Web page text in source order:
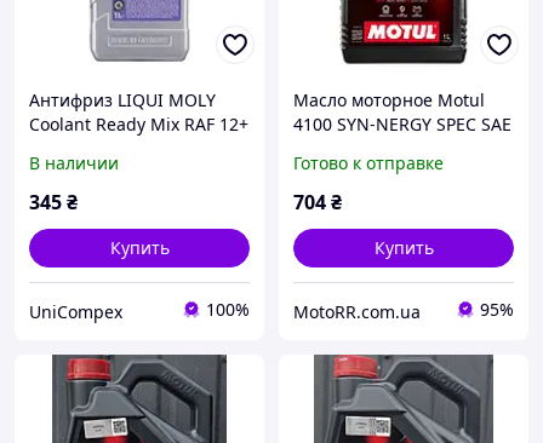
Антифриз LIQUI MOLY
Coolant Ready Mix RAF 12+
В наличии
345₴
Купить
UniCompex 100%
Масло моторное Motul
4100 SYN-NERGY SPEC SAE
Готово к отправке
704₴
Купить
MotoRR.com.ua 95%